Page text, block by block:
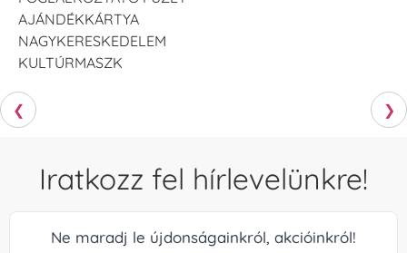
AJÁNDÉKKÁRTYA
NAGYKERESKEDELEM
KULTÚRMASZK
❮ ❯
Iratkozz fel hírlevelünkre!
Ne maradj le újdonságainkról, akcióinkról!